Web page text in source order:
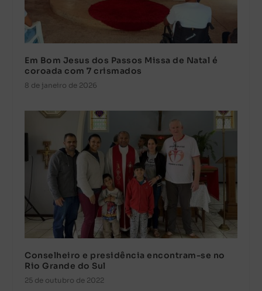
Em Bom Jesus dos Passos Missa de Natal é
coroada com 7 crismados
8 de janeiro de 2026
Conselheiro e presidência encontram-se no
Rio Grande do Sul
25 de outubro de 2022